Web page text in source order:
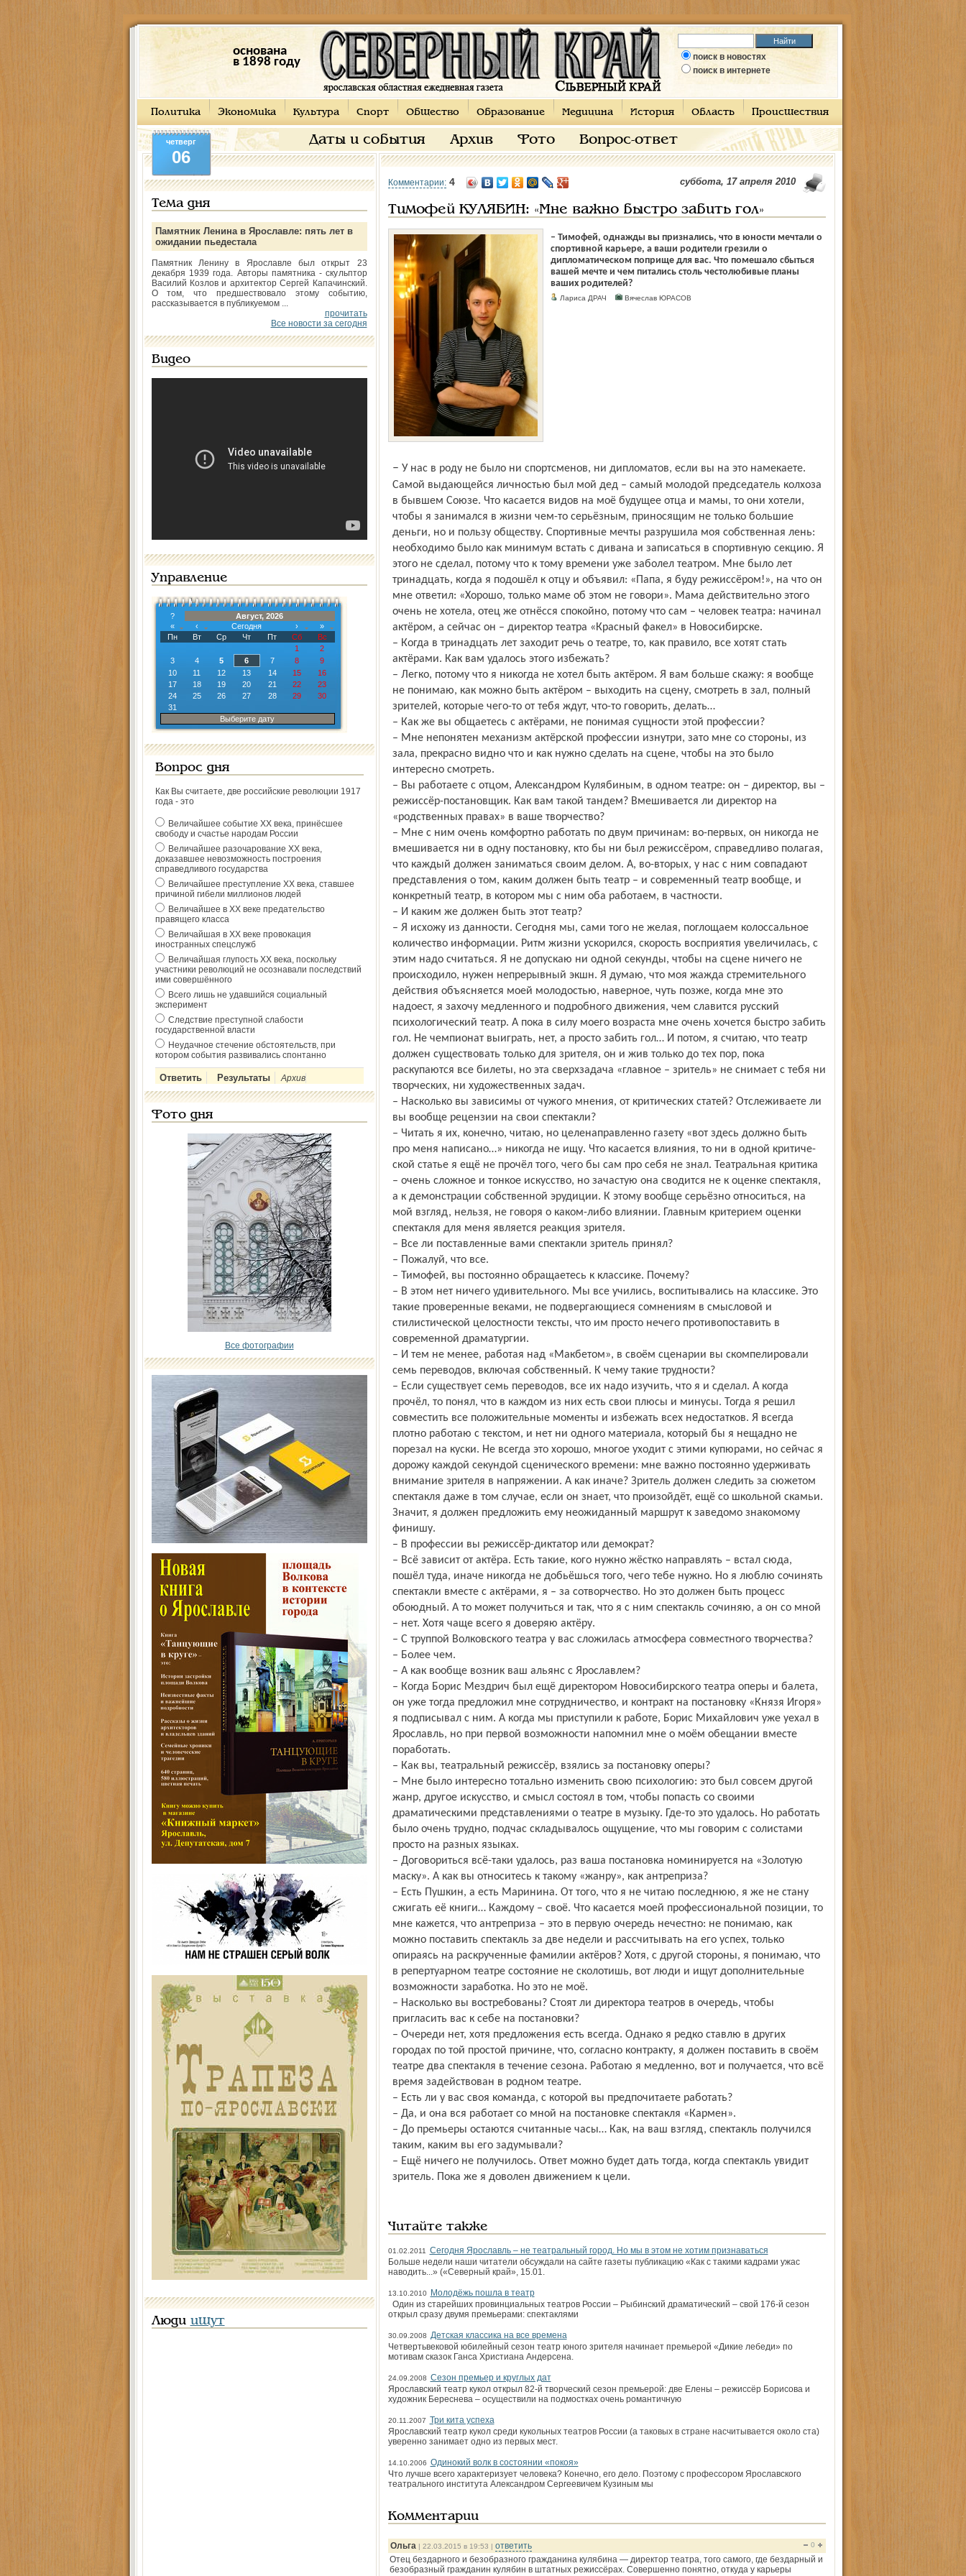
основана
в 1898 году
поиск в новостях
поиск в интернете
Политика Экономика Культура Спорт Общество Образование Медицина История Область Происшествия
Даты и события Архив Фото Вопрос-ответ
четверг
06
Тема дня
Памятник Ленина в Ярославле: пять лет в
ожидании пьедестала
Памятник Ленину в Ярославле был открыт 23
декабря 1939 года. Авторы памятника - скульптор
Василий Козлов и архитектор Сергей Капачинский.
О том, что предшествовало этому событию,
рассказывается в публикуемом ...
прочитать
Все новости за сегодня
Видео
Управление
?
Август, 2026
«
‹ Сегодня ›
»
Пн
Вт Ср Чт Пт Сб
Вс
1
2
3
4 5 6 7 8
9
10
11 12 13 14 15
16
17
18 19 20 21 22
23
24
25 26 27 28 29
30
31
Выберите дату
Вопрос дня
Как Вы считаете, две российские революции 1917
года - это
Величайшее событие ХХ века, принёсшее
свободу и счастье народам России
Величайшее разочарование ХХ века,
доказавшее невозможность построения
справедливого государства
Величайшее преступление ХХ века, ставшее
причиной гибели миллионов людей
Величайшее в ХХ веке предательство
правящего класса
Величайшая в ХХ веке провокация
иностранных спецслужб
Величайшая глупость ХХ века, поскольку
участники революций не осознавали последствий
ими совершённого
Всего лишь не удавшийся социальный
эксперимент
Следствие преступной слабости
государственной власти
Неудачное стечение обстоятельств, при
котором события развивались спонтанно
Архив
Фото дня
Все фотографии
Люди ищут
Комментарии: 4 суббота, 17 апреля 2010
Тимофей КУЛЯБИН: «Мне важно быстро забить гол»
– Тимофей, однажды вы признались, что в юности мечтали о
спортивной карьере, а ваши родители грезили о
дипломатическом поприще для вас. Что помешало сбыться
вашей мечте и чем питались столь честолюбивые планы
ваших родителей?
Лариса ДРАЧ Вячеслав ЮРАСОВ
– У нас в роду не было ни спортсменов, ни дипломатов, если вы на это намекаете.
Самой выдающейся личностью был мой дед – самый молодой председатель колхоза
в бывшем Союзе. Что касается видов на моё будущее отца и мамы, то они хотели,
чтобы я занимался в жизни чем-то серьёзным, приносящим не только большие
деньги, но и пользу обществу. Спортивные мечты разрушила моя собственная лень:
необходимо было как минимум встать с дивана и записаться в спортивную секцию. Я
этого не сделал, потому что к тому времени уже заболел театром. Мне было лет
тринадцать, когда я подошёл к отцу и объявил: «Папа, я буду режиссёром!», на что он
мне ответил: «Хорошо, только маме об этом не говори». Мама действительно этого
очень не хотела, отец же отнёсся спокойно, потому что сам – человек театра: начинал
актёром, а сейчас он – директор театра «Красный факел» в Новосибирске.
– Когда в тринадцать лет заходит речь о театре, то, как правило, все хотят стать
актёрами. Как вам удалось этого избежать?
– Легко, потому что я никогда не хотел быть актёром. Я вам больше скажу: я вообще
не понимаю, как можно быть актёром – выходить на сцену, смотреть в зал, полный
зрителей, которые чего-то от тебя ждут, что-то говорить, делать…
– Как же вы общаетесь с актёрами, не понимая сущности этой профессии?
– Мне непонятен механизм актёрской профессии изнутри, зато мне со стороны, из
зала, прекрасно видно что и как нужно сделать на сцене, чтобы на это было
интересно смотреть.
– Вы работаете с отцом, Александром Кулябиным, в одном театре: он – директор, вы –
режиссёр-постановщик. Как вам такой тандем? Вмешивается ли директор на
«родственных правах» в ваше творчество?
– Мне с ним очень комфортно работать по двум причинам: во-первых, он никогда не
вмешивается ни в одну постановку, кто бы ни был режиссёром, справедливо полагая,
что каждый должен заниматься своим делом. А, во-вторых, у нас с ним совпадают
представления о том, каким должен быть театр – и современный театр вообще, и
конкретный театр, в котором мы с ним оба работаем, в частности.
– И каким же должен быть этот театр?
– Я исхожу из данности. Сегодня мы, сами того не желая, поглощаем колоссальное
количество информации. Ритм жизни ускорился, скорость восприятия увеличилась, с
этим надо считаться. Я не допускаю ни одной секунды, чтобы на сцене ничего не
происходило, нужен непрерывный экшн. Я думаю, что моя жажда стремительного
действия объясняется моей молодостью, наверное, чуть позже, когда мне это
надоест, я захочу медленного и подробного движения, чем славится русский
психологический театр. А пока в силу моего возраста мне очень хочется быстро забить
гол. Не чемпионат выиграть, нет, а просто забить гол… И потом, я считаю, что театр
должен существовать только для зрителя, он и жив только до тех пор, пока
раскупаются все билеты, но эта сверхзадача «главное – зритель» не снимает с тебя ни
творческих, ни художественных задач.
– Насколько вы зависимы от чужого мнения, от критических статей? Отслеживаете ли
вы вообще рецензии на свои спектакли?
– Читать я их, конечно, читаю, но целенаправленно газету «вот здесь должно быть
про меня написано…» никогда не ищу. Что касается влияния, то ни в одной критиче­
ской статье я ещё не прочёл того, чего бы сам про себя не знал. Театральная критика
– очень сложное и тонкое искусство, но зачастую она сводится не к оценке спектакля,
а к демонстрации собственной эрудиции. К этому вообще серьёзно относиться, на
мой взгляд, нельзя, не говоря о каком-либо влиянии. Главным критерием оценки
спектакля для меня является реакция зрителя.
– Все ли поставленные вами спектакли зритель принял?
– Пожалуй, что все.
– Тимофей, вы постоянно обращаетесь к классике. Почему?
– В этом нет ничего удивительного. Мы все учились, воспитывались на классике. Это
такие проверенные веками, не подвергающиеся сомнениям в смысловой и
стилистической целостности тексты, что им просто нечего противопоставить в
современной драматургии.
– И тем не менее, работая над «Макбетом», в своём сценарии вы скомпелировали
семь переводов, включая собственный. К чему такие трудности?
– Если существует семь переводов, все их надо изучить, что я и сделал. А когда
прочёл, то понял, что в каждом из них есть свои плюсы и минусы. Тогда я решил
совместить все положительные моменты и избежать всех недостатков. Я всегда
плотно работаю с текстом, и нет ни одного материала, который бы я нещадно не
порезал на куски. Не всегда это хорошо, многое уходит с этими купюрами, но сейчас я
дорожу каждой секундой сценического времени: мне важно постоянно удерживать
внимание зрителя в напряжении. А как иначе? Зритель должен следить за сюжетом
спектакля даже в том случае, если он знает, что произойдёт, ещё со школьной скамьи.
Значит, я должен предложить ему неожиданный маршрут к заведомо знакомому
финишу.
– В профессии вы режиссёр-диктатор или демо­крат?
– Всё зависит от актёра. Есть такие, кого нужно жёстко направлять – встал сюда,
пошёл туда, иначе никогда не добьёшься того, чего тебе нужно. Но я люблю сочинять
спектакли вместе с актёрами, я – за сотворчество. Но это должен быть процесс
обоюдный. А то может получиться и так, что я с ним спектакль сочиняю, а он со мной
– нет. Хотя чаще всего я доверяю актёру.
– С труппой Волковского театра у вас сложилась атмосфера совместного творчества?
– Более чем.
– А как вообще возник ваш альянс с Ярославлем?
– Когда Борис Мездрич был ещё директором Новосибирского театра оперы и балета,
он уже тогда предложил мне сотрудничество, и контракт на постановку «Князя Игоря»
я подписывал с ним. А когда мы приступили к работе, Борис Михайлович уже уехал в
Ярославль, но при первой возможности напомнил мне о моём обещании вместе
поработать.
– Как вы, театральный режиссёр, взялись за постановку оперы?
– Мне было интересно тотально изменить свою психологию: это был совсем другой
жанр, другое искусство, и смысл состоял в том, чтобы попасть со своими
драматическими представлениями о театре в музыку. Где-то это удалось. Но работать
было очень трудно, подчас складывалось ощущение, что мы говорим с солистами
просто на разных языках.
– Договориться всё-таки удалось, раз ваша постановка номинируется на «Золотую
маску». А как вы относитесь к такому «жанру», как антреприза?
– Есть Пушкин, а есть Маринина. От того, что я не читаю последнюю, я же не стану
сжигать её книги… Каждому – своё. Что касается моей профессиональной позиции, то
мне кажется, что антреприза – это в первую очередь нечест­но: не понимаю, как
можно поставить спектакль за две недели и рассчитывать на его успех, только
опираясь на раскрученные фамилии актёров? Хотя, с другой стороны, я понимаю, что
в репертуарном театре состояние не сколотишь, вот люди и ищут дополнительные
возможности заработка. Но это не моё.
– Насколько вы востребованы? Стоят ли директора театров в очередь, чтобы
пригласить вас к себе на постановки?
– Очереди нет, хотя предложения есть всегда. Однако я редко ставлю в других
городах по той простой причине, что, согласно контракту, я должен поставить в своём
театре два спектакля в течение сезона. Работаю я медленно, вот и получается, что всё
время задействован в родном театре.
– Есть ли у вас своя команда, с которой вы предпочитаете работать?
– Да, и она вся работает со мной на постановке спектакля «Кармен».
– До премьеры остаются считанные часы… Как, на ваш взгляд, спектакль получился
таким, каким вы его задумывали?
– Ещё ничего не получилось. Ответ можно будет дать тогда, когда спектакль увидит
зритель. Пока же я доволен движением к цели.
Читайте также
01.02.2011
Сегодня Ярославль – не театральный город. Но мы в этом не хотим признаваться
Больше недели наши читатели обсуждали на сайте газеты публикацию «Как с такими кадрами ужас
наводить...» («Северный край», 15.01.
13.10.2010
Молодёжь пошла в театр
Один из старейших провинциальных театров России – Рыбинский драматический – свой 176-й сезон
открыл сразу двумя премьерами: спектаклями
30.09.2008 Детская классика на все времена
Четвертьвековой юбилейный сезон театр юного зрителя начинает премьерой «Дикие лебеди» по
мотивам сказок Ганса Христиана Андерсена.
24.09.2008 Сезон премьер и круглых дат
Ярославский театр кукол открыл 82-й творческий сезон премьерой: две Елены – режиссёр Борисова и
художник Береснева – осуществили на подмостках очень романтичную
20.11.2007 Три кита успеха
Ярославский театр кукол среди кукольных театров России (а таковых в стране насчитывается около ста)
уверенно занимает одно из первых мест.
14.10.2006 Одинокий волк в состоянии «покоя»
Что лучше всего характеризует человека? Конечно, его дело. Поэтому с профессором Ярославского
театрального института Александром Сергеевичем Кузиным мы
Комментарии
Ольга | 22.03.2015 в 19:53 | ответить 0
Отец бездарного и безобразного гражданина кулябина — директор театра, того самого, где бездарный и
безобразный гражданин кулябин в штатных режиссёрах. Совершенно понятно, откуда у карьеры